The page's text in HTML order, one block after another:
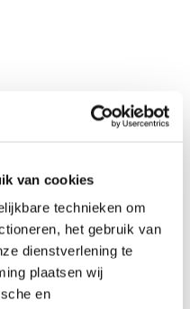
van cookies
technieken om
het gebruik van
dienstverlening te
plaatsen wij
en